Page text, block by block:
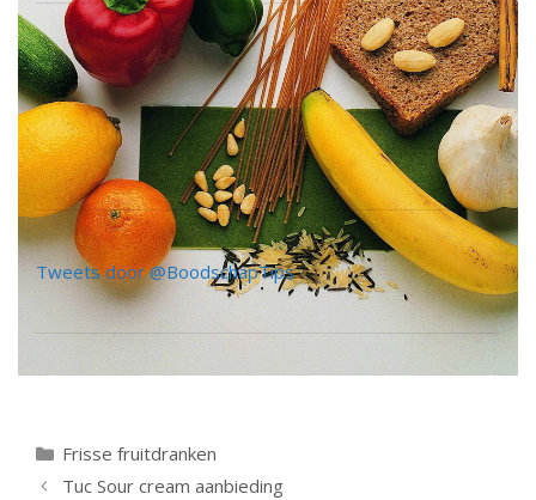
Tweets door @BoodschapTips
Categorieën
Frisse fruitdranken
Berichtnavigatie
Tuc Sour cream aanbieding